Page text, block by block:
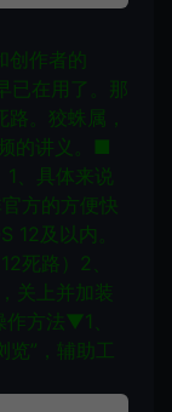
创作者的
已在用了。那
。 狡蛛属，
的讲义。 ■
1、具体来说
方的方便快
12及以内。
死路） 2、
关上并加装
作方法▼1、
览”，辅助工